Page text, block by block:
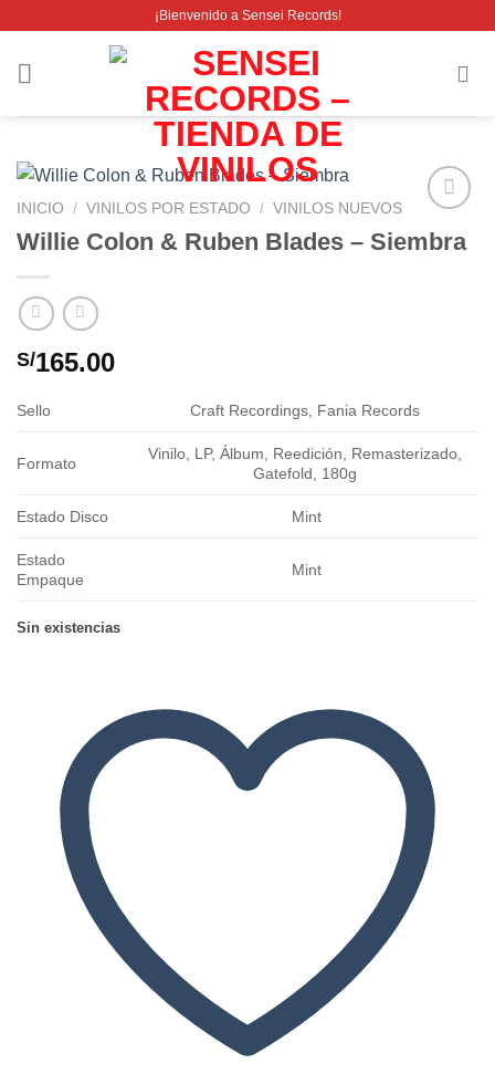
contenido
¡Bienvenido a Sensei Records!
Añadir
a la
INICIO / VINILOS POR ESTADO / VINILOS NUEVOS
Willie Colon & Ruben Blades – Siembra
S/165.00
Sello Craft Recordings, Fania Records
Formato
Vinilo, LP, Álbum, Reedición, Remasterizado,
Gatefold, 180g
Estado Disco Mint
Estado
Empaque
Mint
Sin existencias